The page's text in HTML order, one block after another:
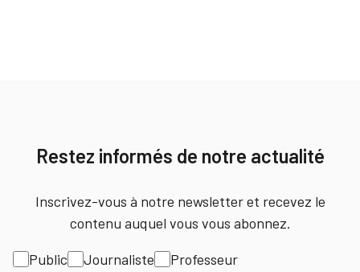
Restez informés de notre actualité
Inscrivez-vous à notre newsletter et recevez le
contenu auquel vous vous abonnez.
Intérêt
Public Journaliste
Professeur